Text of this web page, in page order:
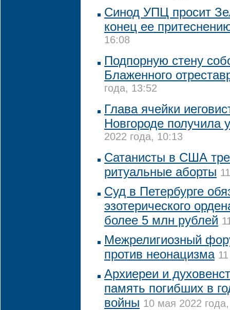
Синод УПЦ просит
конец ее
16:08
Подпорную стену
Блаженного
года, 13:52
Глава ячейки
Новгороде получила
2022 года, 10:13
Сатанисты в США
ритуальные аборты
Суд в Петербурге
эзотерического
более 5 млн рублей
Межрелигиозный
против неонацизма
Архиереи и
память погибших в
войны 10 мая 2022